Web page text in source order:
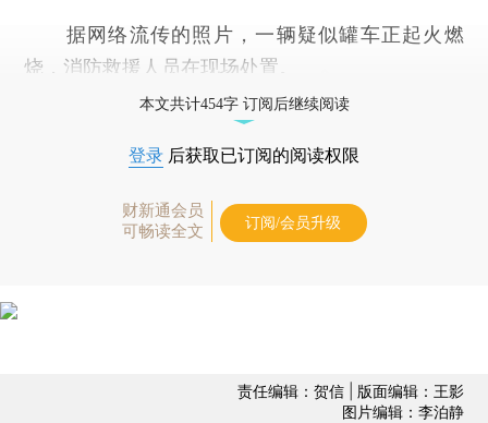
据网络流传的照片，一辆疑似罐车正起火燃
烧，消防救援人员在现场处置。
本文共计454字 订阅后继续阅读
登录 后获取已订阅的阅读权限
财新通会员
可畅读全文
订阅/会员升级
责任编辑：贺信 | 版面编辑：王影
图片编辑：李泊静